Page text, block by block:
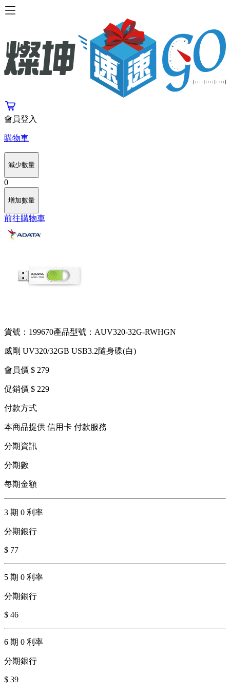
會員登入
購物車
減少數量
0
增加數量
前往購物車
貨號：199670產品型號：AUV320-32G-RWHGN
威剛 UV320/32GB USB3.2隨身碟(白)
會員價 $ 279
促銷價 $ 229
付款方式
本商品提供 信用卡 付款服務
分期資訊
分期數
每期金額
3 期 0 利率
分期銀行
$ 77
5 期 0 利率
分期銀行
$ 46
6 期 0 利率
分期銀行
$ 39